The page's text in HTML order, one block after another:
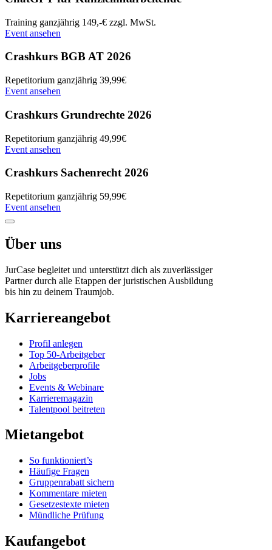
Training ganzjährig 149,-€ zzgl. MwSt.
Event ansehen
Crashkurs BGB AT 2026
Repetitorium ganzjährig 39,99€
Event ansehen
Crashkurs Grundrechte 2026
Repetitorium ganzjährig 49,99€
Event ansehen
Crashkurs Sachenrecht 2026
Repetitorium ganzjährig 59,99€
Event ansehen
Über uns
JurCase begleitet und unterstützt dich als zuverlässiger
Partner durch alle Etappen der juristischen Ausbildung
bis hin zu deinem Traumjob.
Karriereangebot
Profil anlegen
Top 50-Arbeitgeber
Arbeitgeberprofile
Jobs
Events & Webinare
Karrieremagazin
Talentpool beitreten
Mietangebot
So funktioniert’s
Häufige Fragen
Gruppenrabatt sichern
Kommentare mieten
Gesetzestexte mieten
Mündliche Prüfung
Kaufangebot